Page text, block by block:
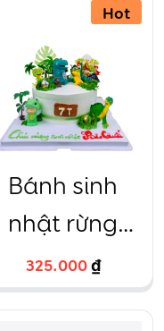
baby trắng 18
Hot
Bánh sinh
nhật rừng
xanh khủng
long
325.000₫